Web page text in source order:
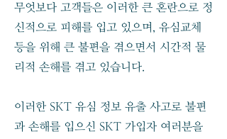
무엇보다 고객들은 이러한 큰 혼란으로 정
신적으로 피해를 입고 있으며, 유심교체
등을 위해 큰 불편을 겪으면서 시간적 물
리적 손해를 겪고 있습니다.
이러한 SKT 유심 정보 유출 사고로 불편
과 손해를 입으신 SKT 가입자 여러분을